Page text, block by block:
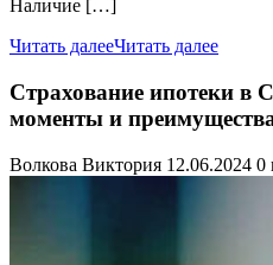
Наличие […]
Читать далееЧитать далее
Страхование ипотеки в
моменты и
Волкова Виктория 12.06.2024 0